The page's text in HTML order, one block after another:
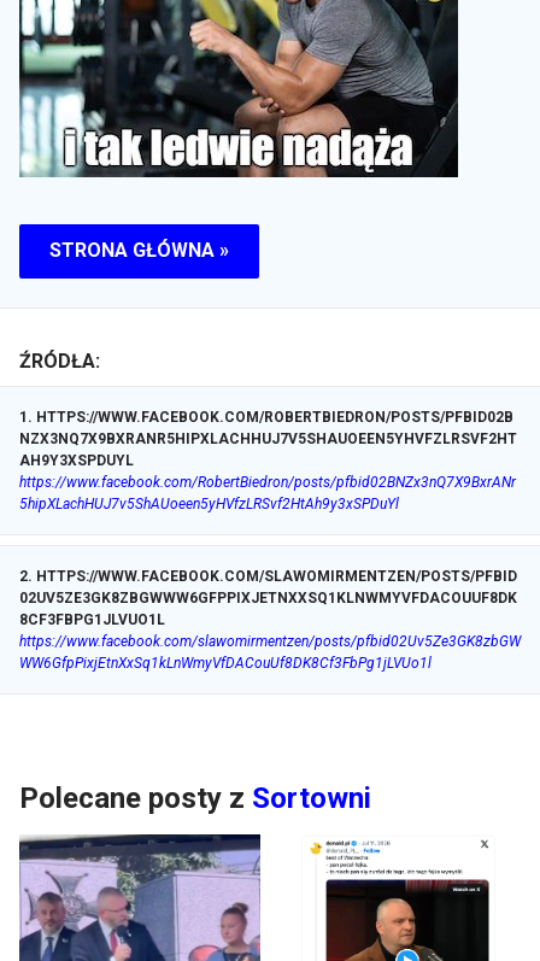
STRONA GŁÓWNA »
ŹRÓDŁA:
1 . HTTPS://WWW.FACEBOOK.COM/ROBERTBIEDRON/POSTS/PFBID02B
NZX3NQ7X9BXRANR5HIPXLACHHUJ7V5SHAUOEEN5YHVFZLRSVF2HT
AH9Y3XSPDUYL
https://www.facebook.com/RobertBiedron/posts/pfbid02BNZx3nQ7X9BxrANr
5hipXLachHUJ7v5ShAUoeen5yHVfzLRSvf2HtAh9y3xSPDuYl
2. HTTPS://WWW.FACEBOOK.COM/SLAWOMIRMENTZEN/POSTS/PFBID
02UV5ZE3GK8ZBGWWW6GFPPIXJETNXXSQ1KLNWMYVFDACOUUF8DK
8CF3FBPG1JLVUO1L
https://www.facebook.com/slawomirmentzen/posts/pfbid02Uv5Ze3GK8zbGW
WW6GfpPixjEtnXxSq1kLnWmyVfDACouUf8DK8Cf3FbPg1jLVUo1l
Polecane posty z Sortowni